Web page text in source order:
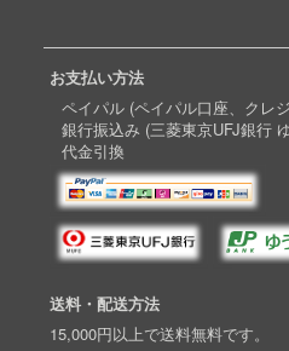
お支払い方法
ペイパル (ペイパル口座、クレ
銀行振込み (三菱東京UFJ銀行
代金引換
送料・配送方法
15,000円以上で送料無料です。